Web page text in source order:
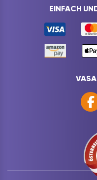
EINFACH